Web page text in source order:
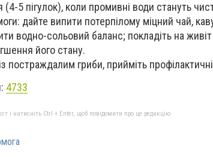
(4-5 пігулок), коли промивні води стануть
дайте випити потерпілому міцний чай,
водно-сольовий баланс; покладіть на живіт
його стану.
постраждалим гриби, прийміть
4733
і натисніть Ctrl + Enter, щоб повідомити про це редакцію